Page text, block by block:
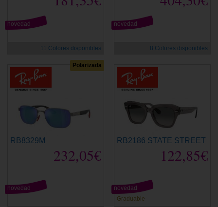
novedad
11 Colores disponibles
novedad
8 Colores disponibles
Polarizada
RB8329M
232,05€
novedad
RB2186 STATE STREET
122,85€
Graduable
novedad